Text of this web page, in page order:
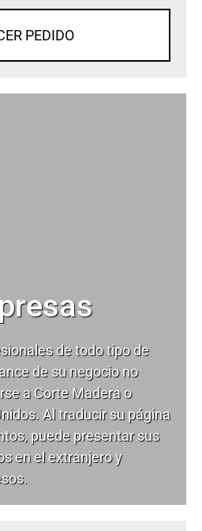
PEDIDO
de todo tipo de
de su negocio no
a Corte Madera o
Al traducir su página
puede presentar sus
en el extranjero y